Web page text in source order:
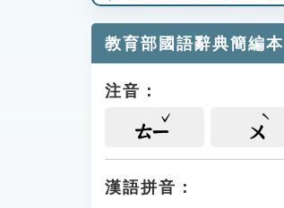
教育部國語辭典簡編本
注音：
ㄊㄧ ㄨ
漢語拼音：